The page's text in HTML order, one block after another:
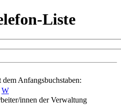
Liste
Anfangsbuchstaben:
W
innen der Verwaltung